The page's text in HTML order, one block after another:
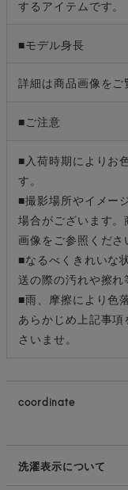
するアイテムです。
■モデル身長
詳細は商品画像をご
■ご注意
■入荷時期によりお
す。
■撮影場所やイメー
場合がございます
画像をご参照くださ
■なるべくきれいな
送の際の汚れや擦れ
■雨、摩擦により色
あらかじめ上記事
さいませ。
coordinate
洗濯表示について